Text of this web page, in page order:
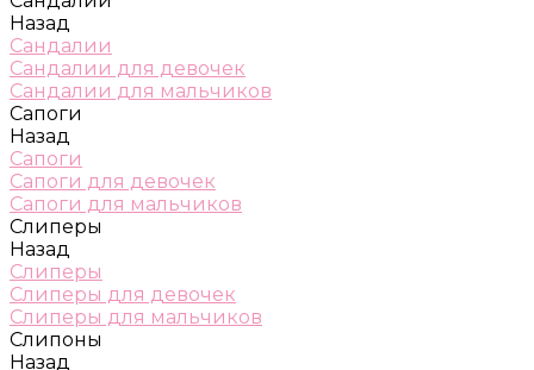
Назад
Сандалии
Сандалии для девочек
Сандалии для мальчиков
Сапоги
Назад
Сапоги
Сапоги для девочек
Сапоги для мальчиков
Слиперы
Назад
Слиперы
Слиперы для девочек
Слиперы для мальчиков
Слипоны
Назад